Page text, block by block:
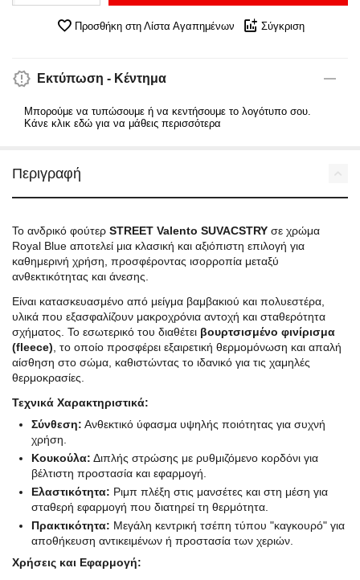
Προσθήκη στη Λίστα Αγαπημένων Σύγκριση
Εκτύπωση - Κέντημα
Μπορούμε να τυπώσουμε ή να κεντήσουμε το λογότυπο σου.
Κάνε κλικ εδώ για να μάθεις περισσότερα
Περιγραφή
Το ανδρικό φούτερ STREET Valento SUVACSTRY σε χρώμα
Royal Blue αποτελεί μια κλασική και αξιόπιστη επιλογή για
καθημερινή χρήση, προσφέροντας ισορροπία μεταξύ
ανθεκτικότητας και άνεσης.
Είναι κατασκευασμένο από μείγμα βαμβακιού και πολυεστέρα,
υλικά που εξασφαλίζουν μακροχρόνια αντοχή και σταθερότητα
σχήματος. Το εσωτερικό του διαθέτει βουρτσισμένο φινίρισμα
(fleece) , το οποίο προσφέρει εξαιρετική θερμομόνωση και απαλή
αίσθηση στο σώμα, καθιστώντας το ιδανικό για τις χαμηλές
θερμοκρασίες.
Τεχνικά Χαρακτηριστικά:
Σύνθεση: Ανθεκτικό ύφασμα υψηλής ποιότητας για συχνή
χρήση.
Κουκούλα: Διπλής στρώσης με ρυθμιζόμενο κορδόνι για
βέλτιστη προστασία και εφαρμογή.
Ελαστικότητα: Ριμπ πλέξη στις μανσέτες και στη μέση για
σταθερή εφαρμογή που διατηρεί τη θερμότητα.
Πρακτικότητα: Μεγάλη κεντρική τσέπη τύπου "καγκουρό" για
αποθήκευση αντικειμένων ή προστασία των χεριών.
Χρήσεις και Εφαρμογή: